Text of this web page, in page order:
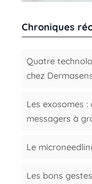
Chroniques
Quatre
chez
Les exosomes :
messagers à
Le
Les bons